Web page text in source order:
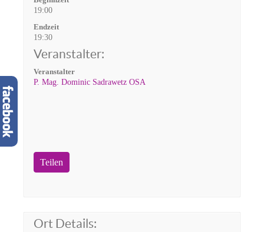
19:00
Endzeit
19:30
Veranstalter:
Veranstalter
P. Mag. Dominic Sadrawetz OSA
Teilen
Ort Details: